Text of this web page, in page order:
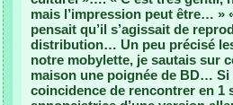
mais l’impression peut être… »
pensait qu’il s’agissait de
distribution… Un peu précisé
notre mobylette, je sautais sur
maison une poignée de BD… Si
coincidence de rencontrer en 1